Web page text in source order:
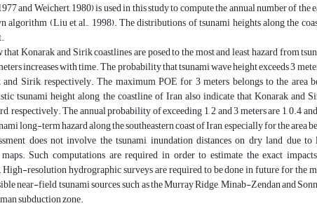
and Weichert, 1980) is used in this study to compute the annual number of
(Liu et al., 1998). The distributions of tsunami heights along the
Konarak and Sirik coastlines are posed to the most and least hazard from
increases with time. The probability that tsunami wave height exceeds 3
Sirik, respectively. The maximum POE for 3 meters belongs to the area
tsunami height along the coastline of Iran also indicate that Konarak and
respectively. The annual probability of exceeding 1, 2 and 3 meters are 1, 0.4
long-term hazard along the southeastern coast of Iran, especially for the area
does not involve the tsunami inundation distances on dry land due
Such computations are required in order to estimate the exact
High-resolution hydrographic surveys are required to be done in future for the
near-field tsunami sources, such as the Murray Ridge, Minab-Zendan and
subduction zone.